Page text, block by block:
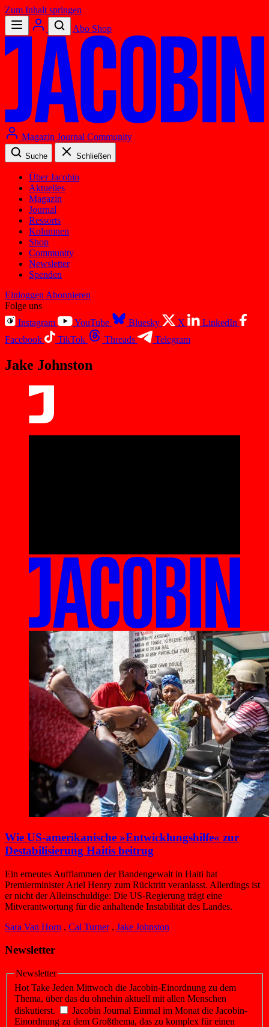
Zum Inhalt springen
Abo Shop
Magazin Journal Community
Suche Schließen
Über Jacobin
Aktuelles
Magazin
Journal
Ressorts
Kolumnen
Shop
Community
Newsletter
Spenden
Einloggen Abonnieren
Folge uns
Instagram
YouTube Bluesky X
LinkedIn
Facebook
TikTok Threads Telegram
Jake Johnston
Wie US-amerikanische »Entwicklungs­hilfe« zur
Destabilisierung Haitis beitrug
Ein erneutes Aufflammen der Bandengewalt in Haiti hat
Premierminister Ariel Henry zum Rücktritt veranlasst. Allerdings ist
er nicht der Alleinschuldige: Die US-Regierung trägt eine
Mitverantwortung für die anhaltende Instabilität des Landes.
Sara Van Horn , Cal Turner , Jake Johnston
Newsletter
Newsletter
Hot Take Jeden Mittwoch die Jacobin-Einordnung zu dem
Thema, über das du ohnehin aktuell mit allen Menschen
diskutierst.
Jacobin Journal Einmal im Monat die Jacobin-
Einordnung zu dem Großthema, das zu komplex für einen